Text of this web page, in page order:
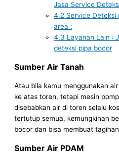
Jasa Service
4.2 Service Deteksi
area :
4.3 Layanan Lain :
deteksi pipa bocor
Sumber Air Tanah
Atau bila kamu menggunakan
ke atas toren, tetapi mesin
disebabkan air di toren selalu
tertutup semua, kemungkinan
bocor dan bisa membuat
Sumber Air PDAM